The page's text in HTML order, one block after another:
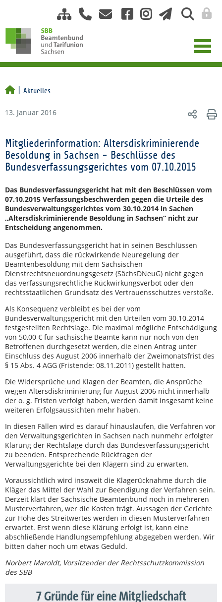
Aktuelles
13. Januar 2016
Mitgliederinformation: Altersdiskriminierende
Besoldung in Sachsen - Beschlüsse des
Bundesverfassungsgerichtes vom 07.10.2015
Das Bundesverfassungsgericht hat mit den Beschlüssen vom
07.10.2015 Verfassungsbeschwerden gegen die Urteile des
Bundesverwaltungsgerichtes vom 30.10.2014 in Sachen
„Altersdiskriminierende Besoldung in Sachsen“ nicht zur
Entscheidung angenommen.
Das Bundesverfassungsgericht hat in seinen Beschlüssen
ausgeführt, dass die rückwirkende Neuregelung der
Beamtenbesoldung mit dem Sächsischen
Dienstrechtsneuordnungsgesetz (SächsDNeuG) nicht gegen
das verfassungsrechtliche Rückwirkungsverbot oder den
rechtsstaatlichen Grundsatz des Vertrauensschutzes verstoße.
Als Konsequenz verbleibt es bei der vom
Bundesverwaltungsgericht mit den Urteilen vom 30.10.2014
festgestellten Rechtslage. Die maximal mögliche Entschädigung
von 50,00 € für sächsische Beamte kann nur noch von den
Betroffenen durchgesetzt werden, die einen Antrag unter
Einschluss des August 2006 innerhalb der Zweimonatsfrist des
§ 15 Abs. 4 AGG (Fristende: 08.11.2011) gestellt hatten.
Die Widersprüche und Klagen der Beamten, die Ansprüche
wegen Altersdiskriminierung für August 2006 nicht innerhalb
der o. g. Fristen verfolgt haben, werden damit insgesamt keine
weiteren Erfolgsaussichten mehr haben.
In diesen Fällen wird es darauf hinauslaufen, die Verfahren vor
den Verwaltungsgerichten in Sachsen nach nunmehr erfolgter
Klärung der Rechtslage durch das Bundesverfassungsgericht
zu beenden. Entsprechende Rückfragen der
Verwaltungsgerichte bei den Klägern sind zu erwarten.
Voraussichtlich wird insoweit die Klagerücknahme durch die
Kläger das Mittel der Wahl zur Beendigung der Verfahren sein.
Derzeit klärt der Sächsische Beamtenbund noch in mehreren
Musterverfahren, wer die Kosten trägt. Aussagen der Gerichte
zur Höhe des Streitwertes werden in diesen Musterverfahren
erwartet. Erst wenn diese Klärung erfolgt ist, kann eine
abschließende Handlungsempfehlung abgegeben werden. Wir
bitten daher noch um etwas Geduld.
Norbert Maroldt, Vorsitzender der Rechtsschutzkommission
des SBB
7 Gründe für eine Mitgliedschaft